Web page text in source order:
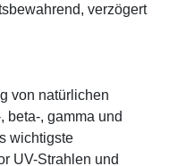
verzögert
von natürlichen
beta-, gamma und
wichtigste
UV-Strahlen und